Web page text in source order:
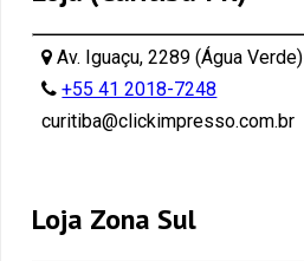
Av. Iguaçu, 2289 (Água Verde)
+55 41 2018-7248
curitiba@clickimpresso.com.br
Loja Zona Sul